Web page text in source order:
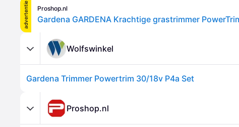
advertentie Proshop.nl
Wolfswinkel
Gardena Trimmer Powertrim 30/18v P4a Set
Proshop.nl